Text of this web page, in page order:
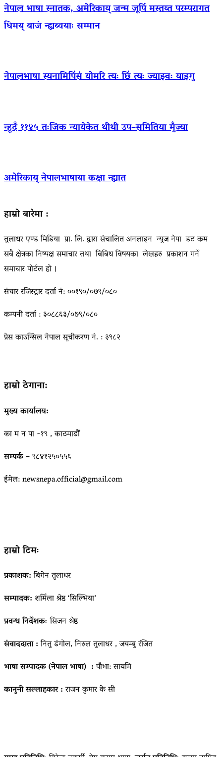
नेपाल भाषा स्नातक, अमेरिकाय् जन्म जूपिं मस्तय्त परम्परागत
धिमय् बाजं न्ह्यब्वयाः सम्मान
नेपालभाषा स्यनामिपिंसं योमरि त्यः छिं त्यः ज्याझ्वः याइगु
न्हूदँ ११४५ तःजिक न्यायेकेत थीथी उप–समितिया मुँज्या
अमेरिकाय् नेपालभाषाया कक्षा न्ह्यात
हाम्रो बारेमा :
तुलाधर एण्ड मिडिया प्रा. लि. द्वारा संचालित अनलाइन न्युज नेपा डट कम
सबै क्षेत्रका निष्पक्ष समाचार तथा बिबिध विषयका लेखहरु प्रकाशन गर्ने
समाचार पोर्टल हो ।
संचार रजिस्ट्रार दर्ता नं: ००१९०/०७९/०८०
कम्पनी दर्ता : ३०८८६३/०७९/०८०
प्रेस काउन्सिल नेपाल सूचीकरण नं. : ३९८२
हाम्रो ठेगाना:
मुख्य कार्यालय:
का म न पा -१९ , काठमाडौं
सम्पर्क –९८४१२५०५५६
ईमेल: newsnepa.official@gmail.com
हाम्रो टिमः
प्रकाशक:बिगेन तुलाधर
सम्पादक: शर्मिला श्रेष्ठ ‘सिल्भिया’
प्रवन्ध निर्देशकःसिजन श्रेष्ठ
संवाददाता :नितु डंगोल, निरुल तुलाधर , जयम्बु रंजित
भाषा सम्पादक (नेपाल भाषा) :पौभा: सायमि
कानुनी सल्लाहकार :राजन कुमार के सी